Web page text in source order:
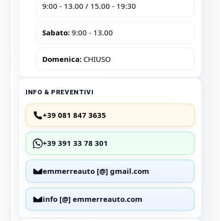
9:00 - 13.00 / 15.00 - 19:30
Sabato: 9:00 - 13.00
Domenica: CHIUSO
INFO & PREVENTIVI
+39 081 847 3635
+39 391 33 78 301
emmerreauto [@] gmail.com
info [@] emmerreauto.com